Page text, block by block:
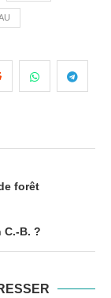
forêt
C.-B. ?